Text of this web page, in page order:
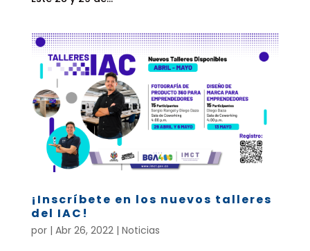
¡Inscríbete en los nuevos talleres
del IAC!
por | Abr 26, 2022| Noticias